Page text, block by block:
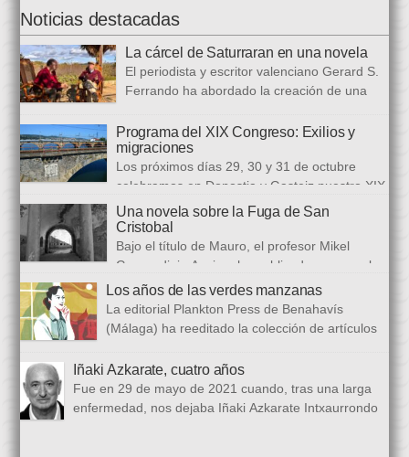
Noticias destacadas
La cárcel de Saturraran en una novela
El periodista y escritor valenciano Gerard S.
Ferrando ha abordado la creación de una
realidad actual, con numerosas referencias al pasado. El ciclo
se inició en 2024 con Cariño, soy un iai@flauta, continuó en
2025 con Los abrazos aplazados y finalizará con Las
ausencias que heredamos, directamente ligada […]
Programa del XIX Congreso: Exilios y
migraciones
Los próximos días 29, 30 y 31 de octubre
celebramos en Donostia y Gasteiz nuestro XIX
congreso internacional, con especialistas de muy diversas
universidades y procedencias. En esta ocasión se trata de
establecer paralelismos entre los fugitivos de la Guerra Civil
española y estos otros hombres y mujeres que arriban a
nuestro país desde territorios […]
Una novela sobre la Fuga de San
Cristobal
Bajo el título de Mauro, el profesor Mikel
Guerendiain Azpiroz ha publicado una novela
histórica en castellano en la que ficciona los sucesos de la
tristemente fuga del fuerte de San Cristobal, en el monte
Ezkaba, una de las mayores evasiones carcelarias de Europa,
que se convirtió en un auténtico baño de sangre: 206
republicanos […]
Los años de las verdes manzanas
La editorial Plankton Press de Benahavís
(Málaga) ha reeditado la colección de artículos
de las verdes manzanas” Cecilia García de Guilarte publicó del
1 de marzo al 24 de octubre de 1968, en el periódico franquista
La Voz de España. Esta colección, dieciséis artículos, había
sido parcialmente […]
Iñaki Azkarate, cuatro años
Fue en 29 de mayo de 2021 cuando, tras una larga
enfermedad, nos dejaba Iñaki Azkarate Intxaurrondo